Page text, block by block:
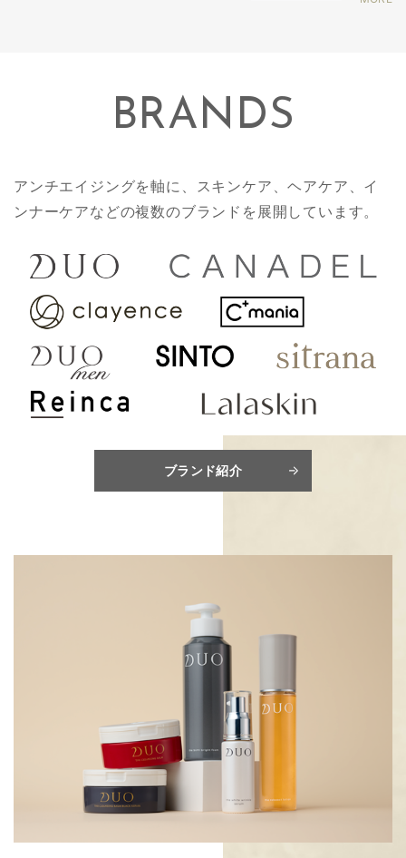
BRANDS
アンチエイジングを軸に、スキンケア、ヘアケア、イ
ンナーケアなどの複数のブランドを展開しています。
ブランド紹介